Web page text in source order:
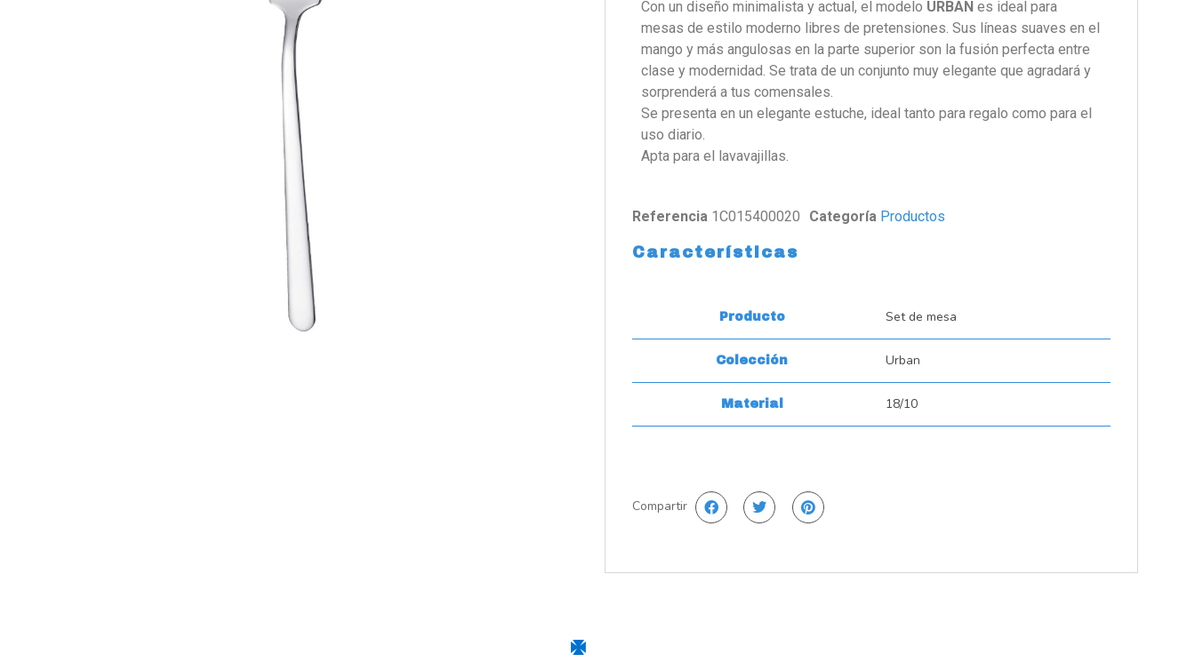
Con un diseño minimalista y actual, el modelo URBAN es ideal para
mesas de estilo moderno libres de pretensiones. Sus líneas suaves en el
mango y más angulosas en la parte superior son la fusión perfecta entre
clase y modernidad. Se trata de un conjunto muy elegante que agradará y
sorprenderá a tus comensales.
Se presenta en un elegante estuche, ideal tanto para regalo como para el
uso diario.
Apta para el lavavajillas.
Referencia 1C015400020 Categoría Productos
Características
Producto Set de mesa
Colección Urban
Material 18/10
Compartir